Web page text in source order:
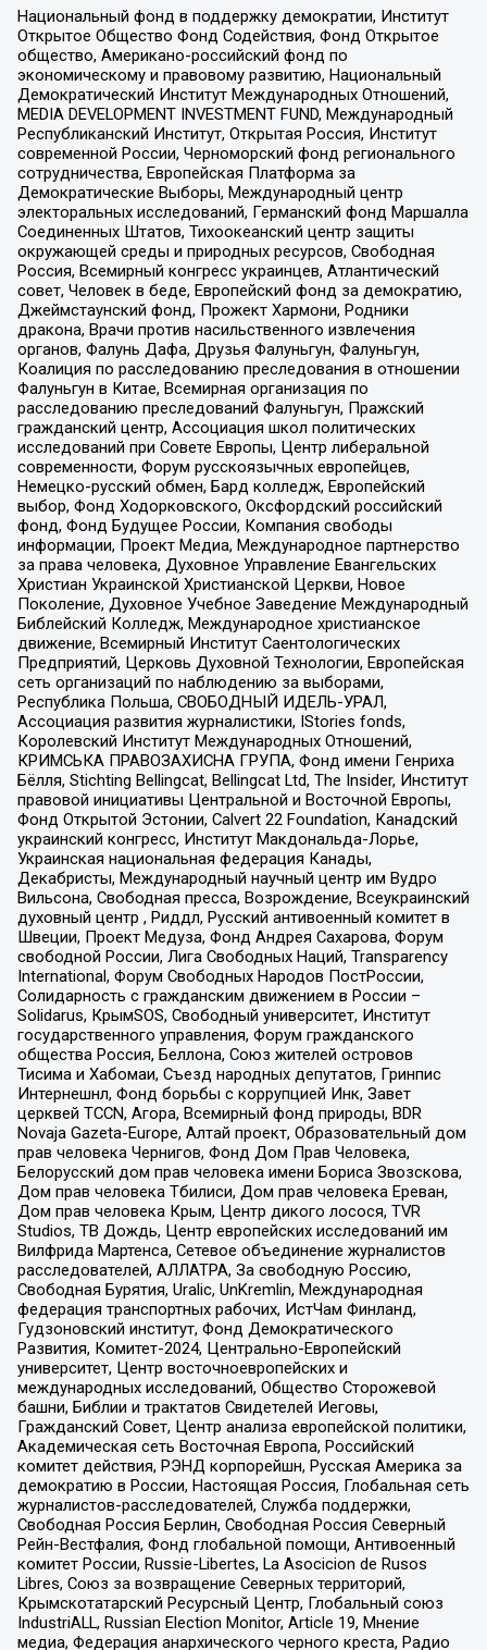
Национальный фонд в поддержку демократии, Институт
Открытое Общество Фонд Содействия, Фонд Открытое
общество, Американо-российский фонд по
экономическому и правовому развитию, Национальный
Демократический Институт Международных Отношений,
MEDIA DEVELOPMENT INVESTMENT FUND, Международный
Республиканский Институт, Открытая Россия, Институт
современной России, Черноморский фонд регионального
сотрудничества, Европейская Платформа за
Демократические Выборы, Международный центр
электоральных исследований, Германский фонд Маршалла
Соединенных Штатов, Тихоокеанский центр защиты
окружающей среды и природных ресурсов, Свободная
Россия, Всемирный конгресс украинцев, Атлантический
совет, Человек в беде, Европейский фонд за демократию,
Джеймстаунский фонд, Прожект Хармони, Родники
дракона, Врачи против насильственного извлечения
органов, Фалунь Дафа, Друзья Фалуньгун, Фалуньгун,
Коалиция по расследованию преследования в отношении
Фалуньгун в Китае, Всемирная организация по
расследованию преследований Фалуньгун, Пражский
гражданский центр, Ассоциация школ политических
исследований при Совете Европы, Центр либеральной
современности, Форум русскоязычных европейцев,
Немецко-русский обмен, Бард колледж, Европейский
выбор, Фонд Ходорковского, Оксфордский российский
фонд, Фонд Будущее России, Компания свободы
информации, Проект Медиа, Международное партнерство
за права человека, Духовное Управление Евангельских
Христиан Украинской Христианской Церкви, Новое
Поколение, Духовное Учебное Заведение Международный
Библейский Колледж, Международное христианское
движение, Всемирный Институт Саентологических
Предприятий, Церковь Духовной Технологии, Европейская
сеть организаций по наблюдению за выборами,
Республика Польша, СВОБОДНЫЙ ИДЕЛЬ-УРАЛ,
Ассоциация развития журналистики, IStories fonds,
Королевский Институт Международных Отношений,
КРИМСЬКА ПРАВОЗАХИСНА ГРУПА, Фонд имени Генриха
Бёлля, Stichting Bellingcat, Bellingcat Ltd, The Insider, Институт
правовой инициативы Центральной и Восточной Европы,
Фонд Открытой Эстонии, Calvert 22 Foundation, Канадский
украинский конгресс, Институт Макдональда-Лорье,
Украинская национальная федерация Канады,
Декабристы, Международный научный центр им Вудро
Вильсона, Свободная пресса, Возрождение, Всеукраинский
духовный центр , Риддл, Русский антивоенный комитет в
Швеции, Проект Медуза, Фонд Андрея Сахарова, Форум
свободной России, Лига Свободных Наций, Transparеncy
International, Форум Свободных Народов ПостРоссии,
Солидарность с гражданским движением в России –
Solidarus, КрымSOS, Свободный университет, Институт
государственного управления, Форум гражданского
общества Россия, Беллона, Союз жителей островов
Тисима и Хабомаи, Съезд народных депутатов, Гринпис
Интернешнл, Фонд борьбы с коррупцией Инк, Завет
церквей TCCN, Агора, Всемирный фонд природы, BDR
Novaja Gazeta-Europe, Алтай проект, Образовательный дом
прав человека Чернигов, Фонд Дом Прав Человека,
Белорусский дом прав человека имени Бориса Звозскова,
Дом прав человека Тбилиси, Дом прав человека Ереван,
Дом прав человека Крым, Центр дикого лосося, TVR
Studios, ТВ Дождь, Центр европейских исследований им
Вилфрида Мартенса, Сетевое объединение журналистов
расследователей, АЛЛАТРА, За свободную Россию,
Свободная Бурятия, Uralic, UnKremlin, Международная
федерация транспортных рабочих, ИстЧам Финланд,
Гудзоновский институт, Фонд Демократического
Развития, Комитет-2024, Центрально-Европейский
университет, Центр восточноевропейских и
международных исследований, Общество Сторожевой
башни, Библии и трактатов Свидетелей Иеговы,
Гражданский Совет, Центр анализа европейской политики,
Академическая сеть Восточная Европа, Российский
комитет действия, РЭНД корпорейшн, Русская Америка за
демократию в России, Настоящая Россия, Глобальная сеть
журналистов-расследователей, Служба поддержки,
Свободная Россия Берлин, Свободная Россия Северный
Рейн-Вестфалия, Фонд глобальной помощи, Антивоенный
комитет России, Russie-Libertes, La Asocicion de Rusos
Libres, Союз за возвращение Северных территорий,
Крымскотатарский Ресурсный Центр, Глобальный союз
IndustriALL, Russian Election Monitor, Article 19, Мнение
медиа, Федерация анархического черного креста, Радио